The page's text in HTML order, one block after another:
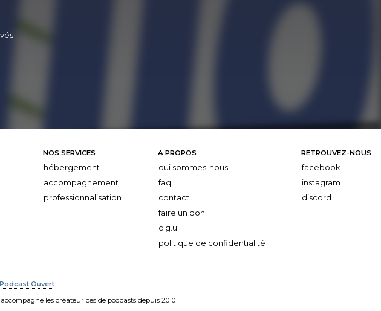
NOS SERVICES
hébergement
accompagnement
professionnalisation
A PROPOS
qui sommes-nous
faq
contact
faire un don
c.g.u.
politique de confidentialité
RETROUVEZ-NOUS
facebook
instagram
discord
Ouvert
les créateurices de podcasts depuis 2010